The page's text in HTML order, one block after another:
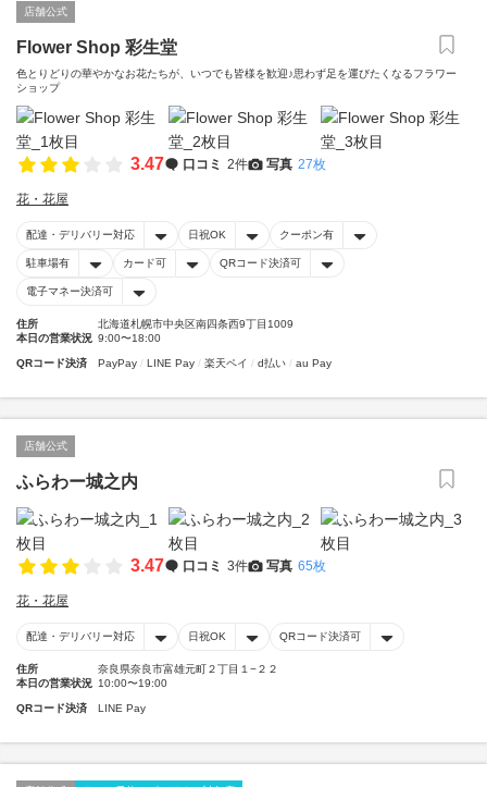
店舗公式
Flower Shop 彩生堂
色とりどりの華やかなお花たちが、いつでも皆様を歓迎♪思わず足を運びたくなるフラワー
ショップ
3.47 口コミ 2件 写真 27枚
花・花屋
配達・デリバリー対応 日祝OK クーポン有
駐車場有 カード可 QRコード決済可
電子マネー決済可
住所
北海道札幌市中央区南四条西9丁目1009
本日の営業状況 9:00〜18:00
QRコード決済 PayPay LINE Pay 楽天ペイ d払い au Pay
店舗公式
ふらわー城之内
3.47 口コミ 3件 写真 65枚
花・花屋
配達・デリバリー対応 日祝OK QRコード決済可
住所
奈良県奈良市富雄元町２丁目１−２２
本日の営業状況 10:00〜19:00
QRコード決済 LINE Pay